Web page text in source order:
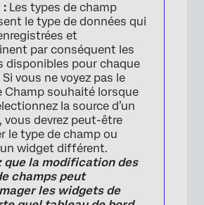
: Les types de champ
le type de données qui
et
par conséquent les
disponibles pour chaque
vous ne voyez pas le
Champ souhaité lorsque
la source d’un
vous devrez peut-être
le type de champ ou
widget différent.
que la modification des
champs peut
les widgets de